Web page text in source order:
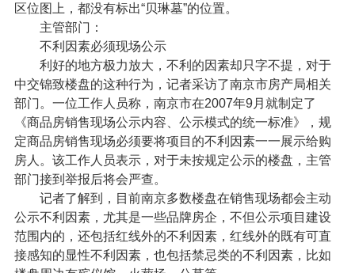
区位图上，都没有标出“贝琳墓”的位置。
主管部门：
不利因素必须现场公示
利好的地方极力放大，不利的因素却只字不提，对于
中交锦致楼盘的这种行为，记者采访了南京市房产局相关
部门。一位工作人员称，南京市在2007年9月就制定了
《商品房销售现场公示内容、公示模式的统一标准》，规
定商品房销售现场必须要将项目的不利因素一一展示给购
房人。该工作人员表示，对于未按规定公示的楼盘，主管
部门接到举报后将会严查。
记者了解到，目前南京多数楼盘在销售现场都会主动
公示不利因素，尤其是一些品牌房企，不但公示项目建设
范围内的，还包括红线外的不利因素，红线外的既有可直
接感知的显性不利因素，也包括禁忌类的不利因素，比如